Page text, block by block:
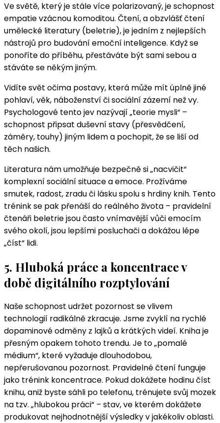
Ve světě, který je stále více polarizovaný, je schopnost
empatie vzácnou komoditou. Čtení, a obzvlášť čtení
umělecké literatury (beletrie), je jedním z nejlepších
nástrojů pro budování emoční inteligence. Když se
ponoříte do příběhu, přestáváte být sami sebou a
stáváte se někým jiným.
Vidíte svět očima postavy, která může mít úplně jiné
pohlaví, věk, náboženství či sociální zázemí než vy.
Psychologové tento jev nazývají „teorie mysli“ –
schopnost připsat duševní stavy (přesvědčení,
záměry, touhy) jiným lidem a pochopit, že se liší od
těch našich.
Literatura nám umožňuje bezpečně si „nacvičit“
komplexní sociální situace a emoce. Prožíváme
smutek, radost, zradu či lásku spolu s hrdiny knih. Tento
trénink se pak přenáší do reálného života – pravidelní
čtenáři beletrie jsou často vnímavější vůči emocím
svého okolí, jsou lepšími posluchači a dokážou lépe
„číst“ lidi.
5. Hluboká práce a koncentrace v
době digitálního rozptylování
Naše schopnost udržet pozornost se vlivem
technologií radikálně zkracuje. Jsme zvyklí na rychlé
dopaminové odměny z lajků a krátkých videí. Kniha je
přesným opakem tohoto trendu. Je to „pomalé
médium“, které vyžaduje dlouhodobou,
nepřerušovanou pozornost. Pravidelné čtení funguje
jako trénink koncentrace. Pokud dokážete hodinu číst
knihu, aniž byste sáhli po telefonu, trénujete svůj mozek
na tzv. „hlubokou práci“ – stav, ve kterém dokážete
produkovat nejhodnotnější výsledky v jakékoliv oblasti.